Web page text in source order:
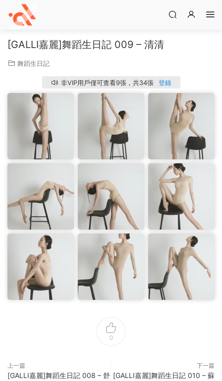
[GALLI嘉麗]舞蹈生日記 009 – 清清
舞蹈生日記
非VIP用戶僅可查看9張，共34張 登錄
0
上一篇
[GALLI嘉麗]舞蹈生日記 008 – 舒
下一篇
[GALLI嘉麗]舞蹈生日記 010 – 蘇